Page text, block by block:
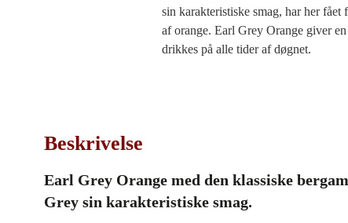
sin karakteristiske smag, har her
af orange. Earl Grey Orange giver
drikkes på alle tider af døgnet.
Beskrivelse
Earl Grey Orange med den klassiske
Grey sin karakteristiske smag.